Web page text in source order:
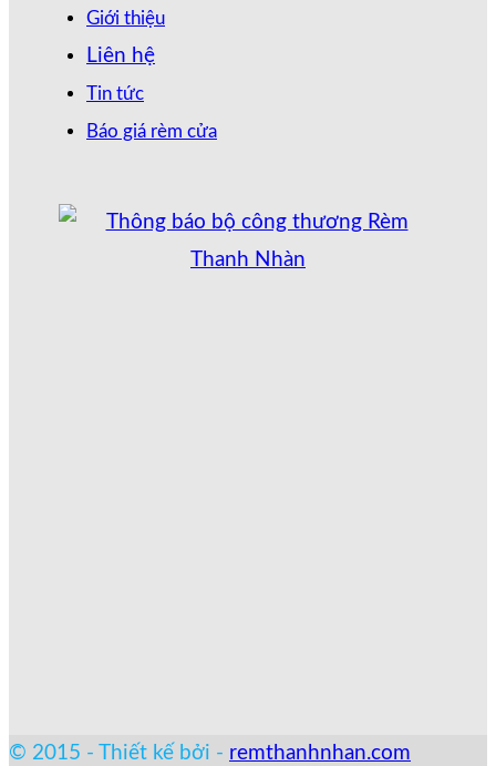
Giới thiệu
Liên hệ
Tin tức
Báo giá rèm cửa
© 2015 - Thiết kế bởi - remthanhnhan.com